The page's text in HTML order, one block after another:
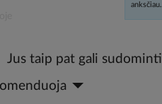
anksčiau.
Jus taip pat gali sudominti